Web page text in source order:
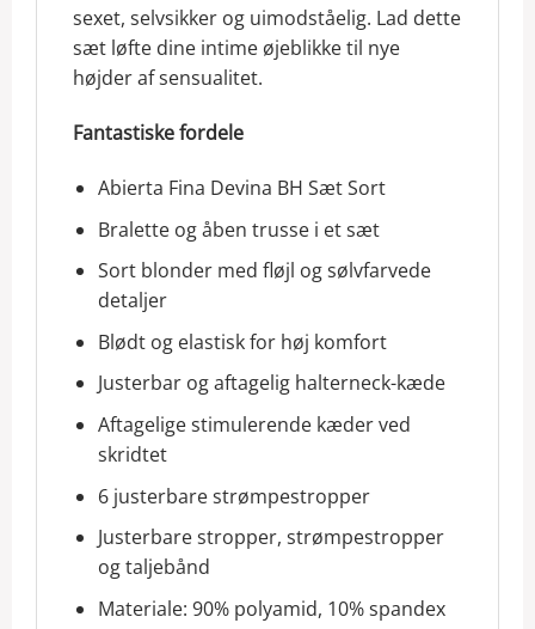
sexet, selvsikker og uimodståelig. Lad dette
sæt løfte dine intime øjeblikke til nye
højder af sensualitet.
Fantastiske fordele
Abierta Fina Devina BH Sæt Sort
Bralette og åben trusse i et sæt
Sort blonder med fløjl og sølvfarvede
detaljer
Blødt og elastisk for høj komfort
Justerbar og aftagelig halterneck-kæde
Aftagelige stimulerende kæder ved
skridtet
6 justerbare strømpestropper
Justerbare stropper, strømpestropper
og taljebånd
Materiale: 90% polyamid, 10% spandex